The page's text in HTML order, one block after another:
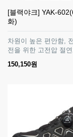
[블랙야크] YAK-
화)
차원이 높은 편안함,
전을 위한 고전압 절
150,150원